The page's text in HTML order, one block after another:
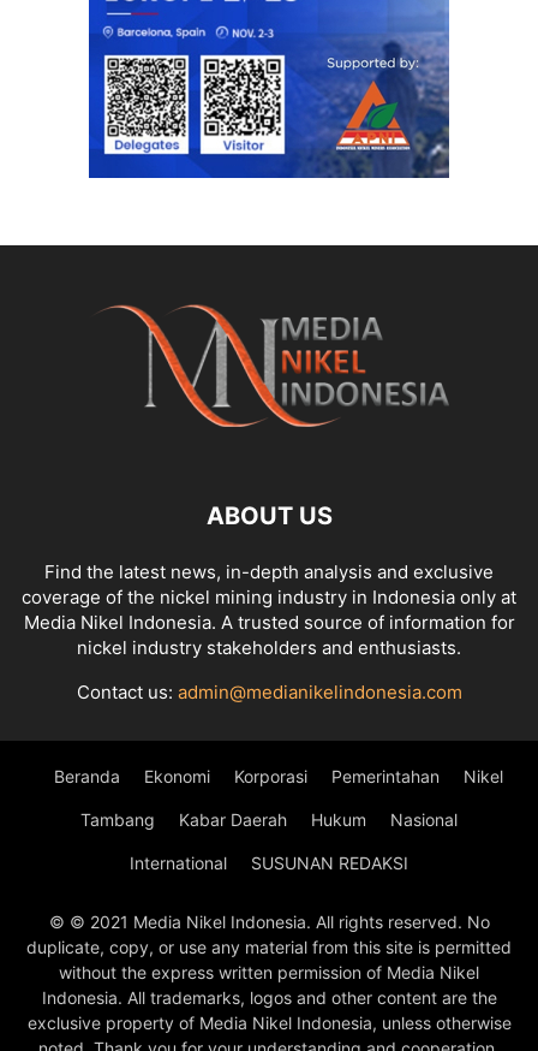
ABOUT US
Find the latest news, in-depth analysis and exclusive
coverage of the nickel mining industry in Indonesia only at
Media Nikel Indonesia. A trusted source of information for
nickel industry stakeholders and enthusiasts.
Contact us: admin@medianikelindonesia.com
Beranda Ekonomi Korporasi Pemerintahan Nikel
Tambang Kabar Daerah Hukum Nasional
International SUSUNAN REDAKSI
© © 2021 Media Nikel Indonesia. All rights reserved. No
duplicate, copy, or use any material from this site is permitted
without the express written permission of Media Nikel
Indonesia. All trademarks, logos and other content are the
exclusive property of Media Nikel Indonesia, unless otherwise